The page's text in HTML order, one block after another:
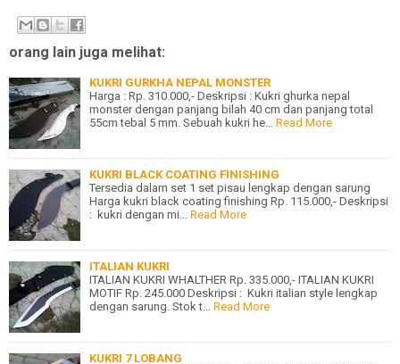
orang lain juga melihat:
KUKRI GURKHA NEPAL MONSTER
Harga : Rp. 310.000,- Deskripsi : Kukri ghurka nepal
monster dengan panjang bilah 40 cm dan panjang total
55cm tebal 5 mm. Sebuah kukri he…
Read More
KUKRI BLACK COATING FINISHING
Tersedia dalam set 1 set pisau lengkap dengan sarung
Harga kukri black coating finishing Rp. 115.000,- Deskripsi
: kukri dengan mi…
Read More
ITALIAN KUKRI
ITALIAN KUKRI WHALTHER Rp. 335.000,- ITALIAN KUKRI
MOTIF Rp. 245.000 Deskripsi : Kukri italian style lengkap
dengan sarung. Stok t…
Read More
KUKRI 7 LOBANG